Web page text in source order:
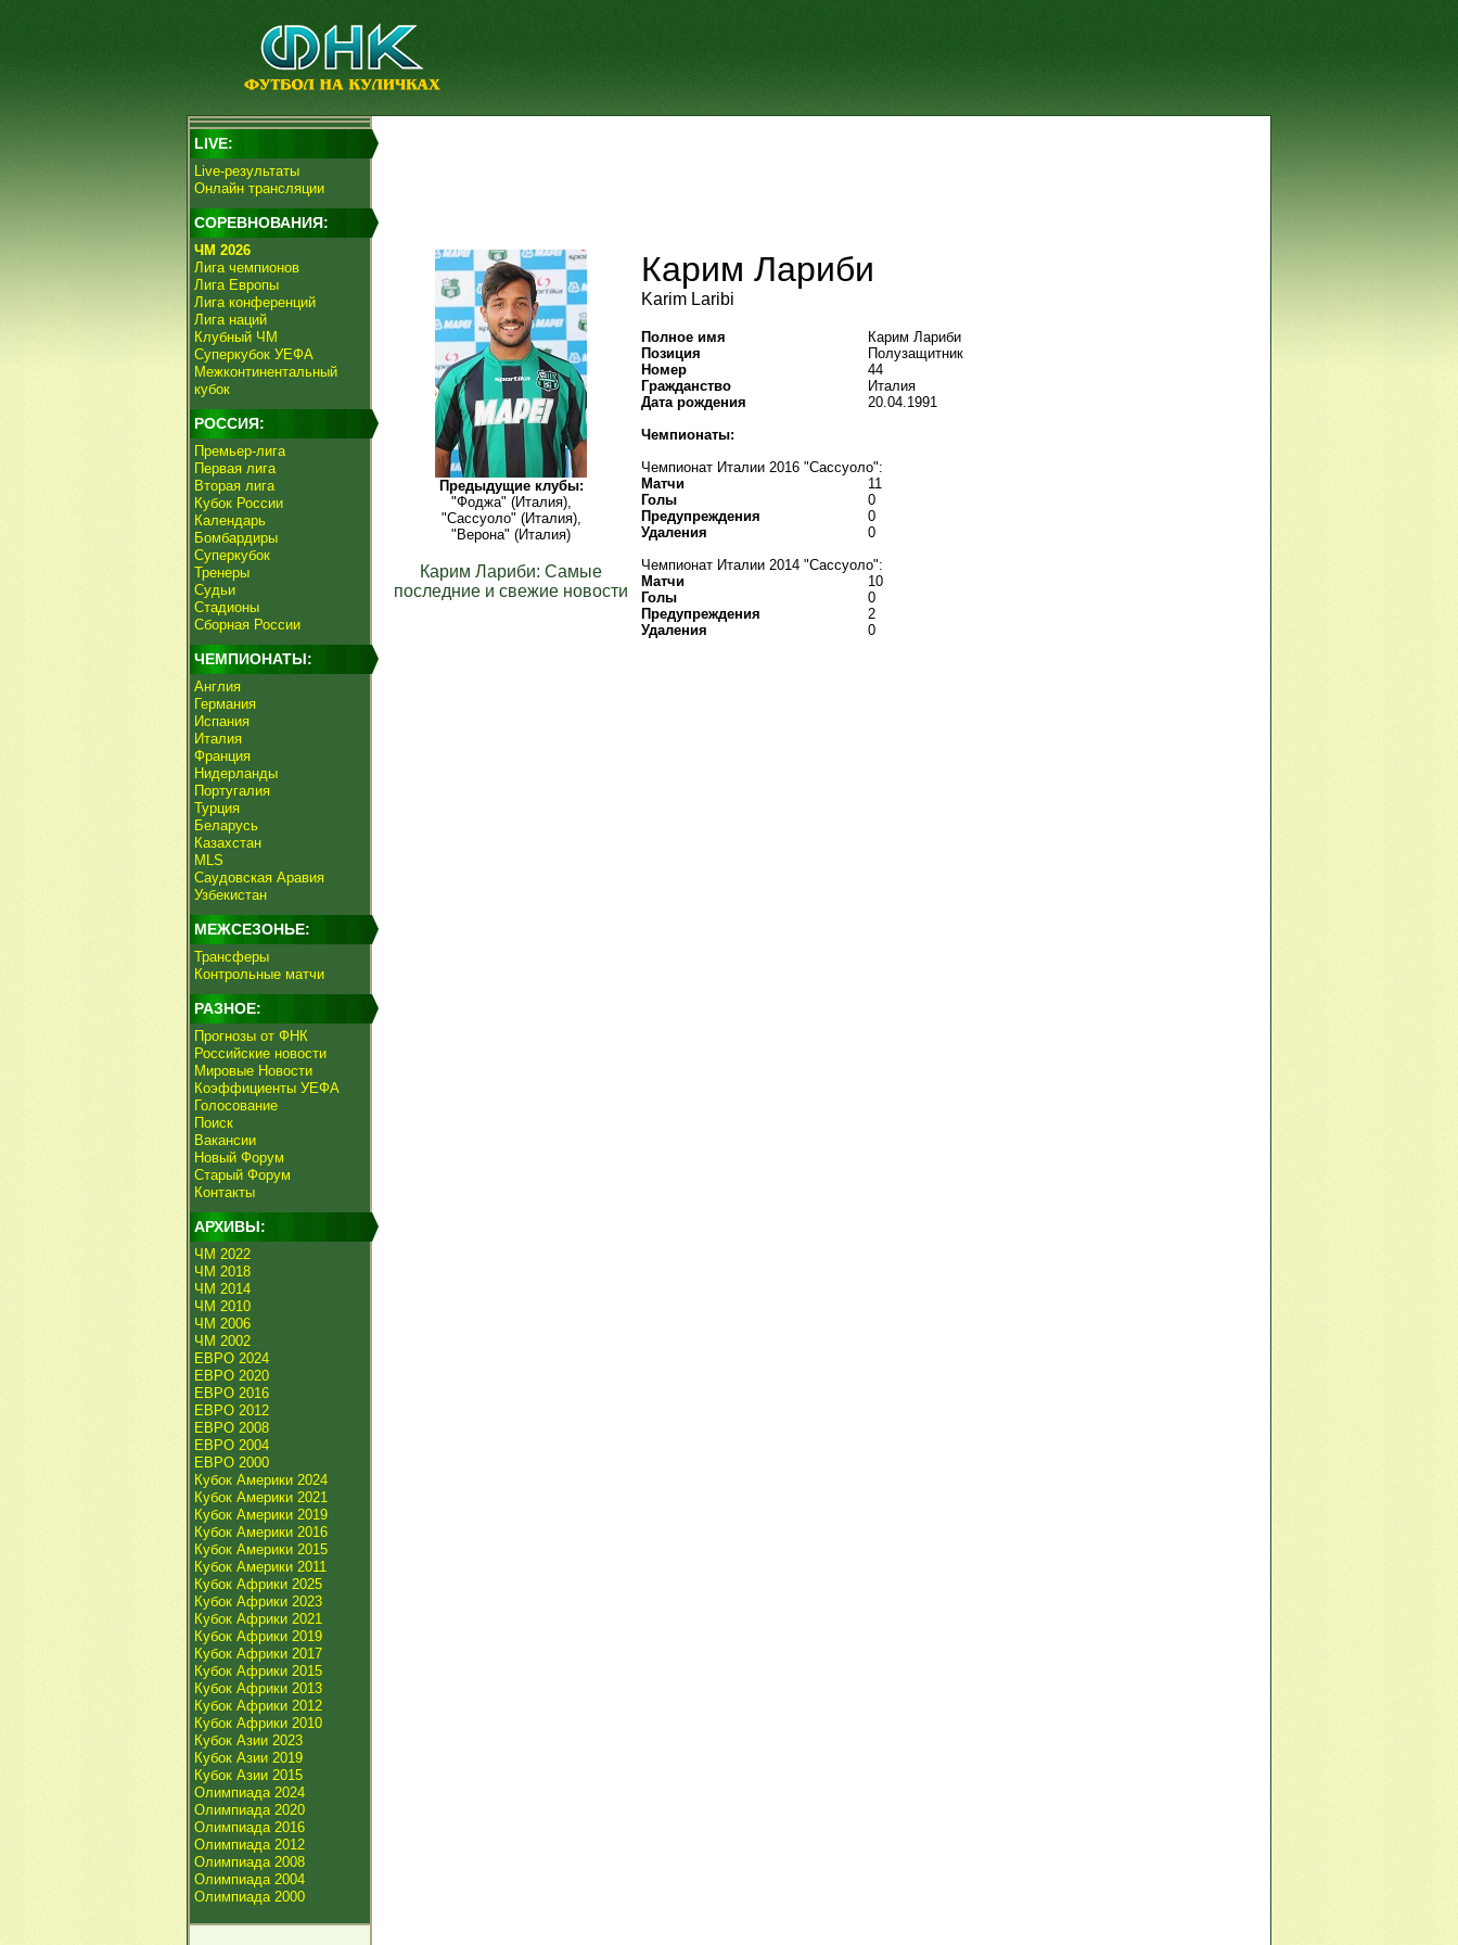
LIVE:
Live-результаты
Онлайн трансляции
СОРЕВНОВАНИЯ:
ЧМ 2026
Лига чемпионов
Лига Европы
Лига конференций
Лига наций
Клубный ЧМ
Суперкубок УЕФА
Межконтинентальный
кубок
РОССИЯ:
Премьер-лига
Первая лига
Вторая лига
Кубок России
Календарь
Бомбардиры
Суперкубок
Тренеры
Судьи
Стадионы
Сборная России
ЧЕМПИОНАТЫ:
Англия
Германия
Испания
Италия
Франция
Нидерланды
Португалия
Турция
Беларусь
Казахстан
MLS
Саудовская Аравия
Узбекистан
МЕЖСЕЗОНЬЕ:
Трансферы
Контрольные матчи
РАЗНОЕ:
Прогнозы от ФНК
Российские новости
Мировые Новости
Коэффициенты УЕФА
Голосование
Поиск
Вакансии
Новый Форум
Старый Форум
Контакты
АРХИВЫ:
ЧМ 2022
ЧМ 2018
ЧМ 2014
ЧМ 2010
ЧМ 2006
ЧМ 2002
ЕВРО 2024
ЕВРО 2020
ЕВРО 2016
ЕВРО 2012
ЕВРО 2008
ЕВРО 2004
ЕВРО 2000
Кубок Америки 2024
Кубок Америки 2021
Кубок Америки 2019
Кубок Америки 2016
Кубок Америки 2015
Кубок Америки 2011
Кубок Африки 2025
Кубок Африки 2023
Кубок Африки 2021
Кубок Африки 2019
Кубок Африки 2017
Кубок Африки 2015
Кубок Африки 2013
Кубок Африки 2012
Кубок Африки 2010
Кубок Азии 2023
Кубок Азии 2019
Кубок Азии 2015
Олимпиада 2024
Олимпиада 2020
Олимпиада 2016
Олимпиада 2012
Олимпиада 2008
Олимпиада 2004
Олимпиада 2000
Предыдущие клубы:
"Фоджа" (Италия),
"Сассуоло" (Италия),
"Верона" (Италия)
Карим Лариби: Самые
последние и свежие новости
Карим Лариби
Karim Laribi
Полное имя
Карим Лариби
Позиция
Полузащитник
Номер
44
Гражданство
Италия
Дата рождения
20.04.1991
Чемпионаты:
Чемпионат Италии 2016 "Сассуоло":
Матчи
11
Голы
0
Предупреждения
0
Удаления
0
Чемпионат Италии 2014 "Сассуоло":
Матчи
10
Голы
0
Предупреждения
2
Удаления
0